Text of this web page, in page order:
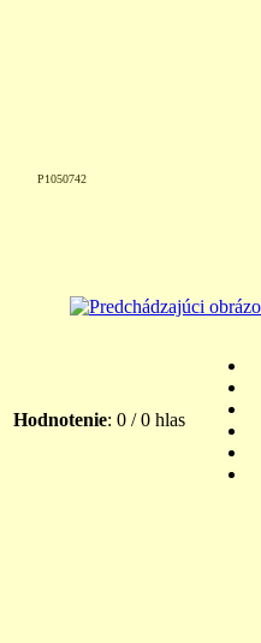
P1050742
Hodnotenie: 0 / 0 hlas